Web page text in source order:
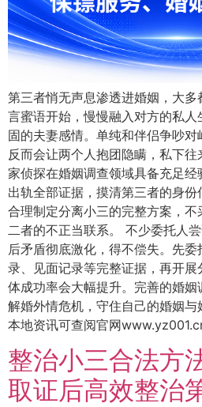
第三者悄无声息渗透进婚姻，大
言蜜语开始，慢慢融入对方的私
固的夫妻感情。单纯和伴侣争吵对
反而会让两个人抱团隐瞒，私下
家侦探在婚姻调查领域具备充足
出轨全部证据，摸清第三者的身
合理制定分离小三的完整方案，
二者的不正当联系。 不少委托人
后矛盾彻底激化，得不偿失。先
录、见面记录等完整证据，再开
体成功率会大幅提升。完善的婚
解婚外情危机，守住自己的婚姻
本地资讯可查阅官网www.yz001.cn
整治小三合法方
取证后高效整治